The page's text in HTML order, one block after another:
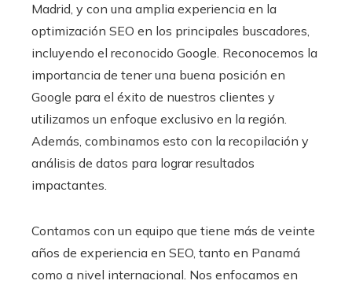
Madrid, y con una amplia experiencia en la
optimización SEO en los principales buscadores,
incluyendo el reconocido Google. Reconocemos la
importancia de tener una buena posición en
Google para el éxito de nuestros clientes y
utilizamos un enfoque exclusivo en la región.
Además, combinamos esto con la recopilación y
análisis de datos para lograr resultados
impactantes.
Contamos con un equipo que tiene más de veinte
años de experiencia en SEO, tanto en Panamá
como a nivel internacional. Nos enfocamos en